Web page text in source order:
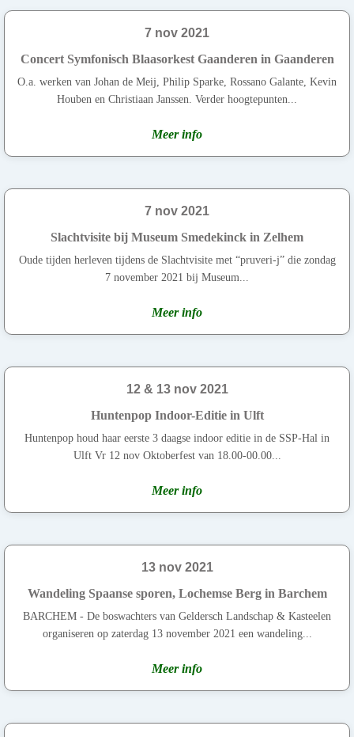
7 nov 2021
Concert Symfonisch Blaasorkest Gaanderen in Gaanderen
O.a. werken van Johan de Meij, Philip Sparke, Rossano Galante, Kevin
Houben en Christiaan Janssen. Verder hoogtepunten...
Meer info
7 nov 2021
Slachtvisite bij Museum Smedekinck in Zelhem
Oude tijden herleven tijdens de Slachtvisite met “pruveri-j” die zondag
7 november 2021 bij Museum...
Meer info
12 & 13 nov 2021
Huntenpop Indoor-Editie in Ulft
Huntenpop houd haar eerste 3 daagse indoor editie in de SSP-Hal in
Ulft Vr 12 nov Oktoberfest van 18.00-00.00...
Meer info
13 nov 2021
Wandeling Spaanse sporen, Lochemse Berg in Barchem
BARCHEM - De boswachters van Geldersch Landschap & Kasteelen
organiseren op zaterdag 13 november 2021 een wandeling...
Meer info